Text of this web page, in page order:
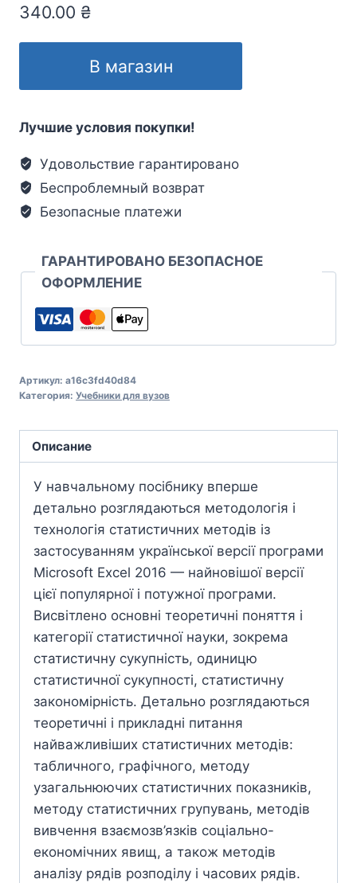
340.00 ₴
В магазин
Лучшие условия покупки!
Удовольствие гарантировано
Беспроблемный возврат
Безопасные платежи
ГАРАНТИРОВАНО БЕЗОПАСНОЕ
ОФОРМЛЕНИЕ
Артикул: a16c3fd40d84
Категория: Учебники для вузов
Описание
У навчальному посібнику вперше
детально розглядаються методологія і
технологія статистичних методів із
застосуванням української версії програми
Microsoft Excel 2016 — найновішої версії
цієї популярної і потужної програми.
Висвітлено основні теоретичні поняття і
категорії статистичної науки, зокрема
статистичну сукупність, одиницю
статистичної сукупності, статистичну
закономірність. Детально розглядаються
теоретичні і прикладні питання
найважливіших статистичних методів:
табличного, графічного, методу
узагальнюючих статистичних показників,
методу статистичних групувань, методів
вивчення взаємозв’язків соціально-
економічних явищ, а також методів
аналізу рядів розподілу і часових рядів.